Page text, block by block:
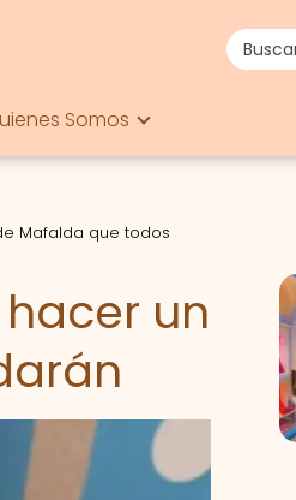
Somos
Mafalda que todos
un